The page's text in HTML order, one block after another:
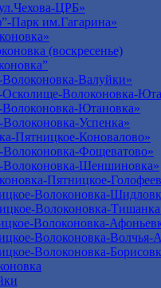
ЦРБ»
Парк им.Гагарина»
(воскресенье)
Валуйки»
Волоконовка-
Ютановка»
Успенка»
Пятницкое-Коновалово»
Фощеватово»
Шеншиновка»
Пятницкое-
Волоконовка-
Волоконовка-
Волоконовка-
Волоконовка-Волчья-
Волоконовка-